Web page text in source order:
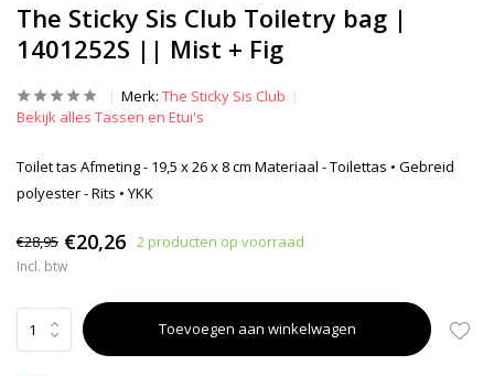
The Sticky Sis Club Toiletry bag |
1401252S || Mist + Fig
Merk: The Sticky Sis Club
Bekijk alles Tassen en Etui's
Toilet tas Afmeting - 19,5 x 26 x 8 cm Materiaal - Toilettas • Gebreid
polyester - Rits • YKK
€28,95 €20,26 2 producten op voorraad
Incl. btw
Toevoegen aan winkelwagen